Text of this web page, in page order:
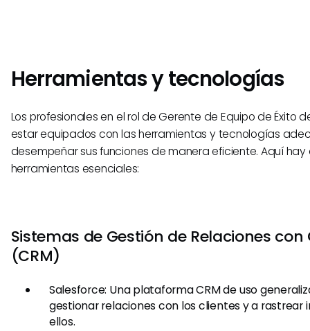
Herramientas y tecnologías
Los profesionales en el rol de Gerente de Equipo de Éxito
estar equipados con las herramientas y tecnologías
desempeñar sus funciones de manera eficiente. Aquí hay
herramientas esenciales:
Sistemas de Gestión de Relaciones con
(CRM)
Salesforce: Una plataforma CRM de uso
gestionar relaciones con los clientes y a rastrear
ellos.